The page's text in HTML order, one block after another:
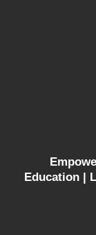
Education |